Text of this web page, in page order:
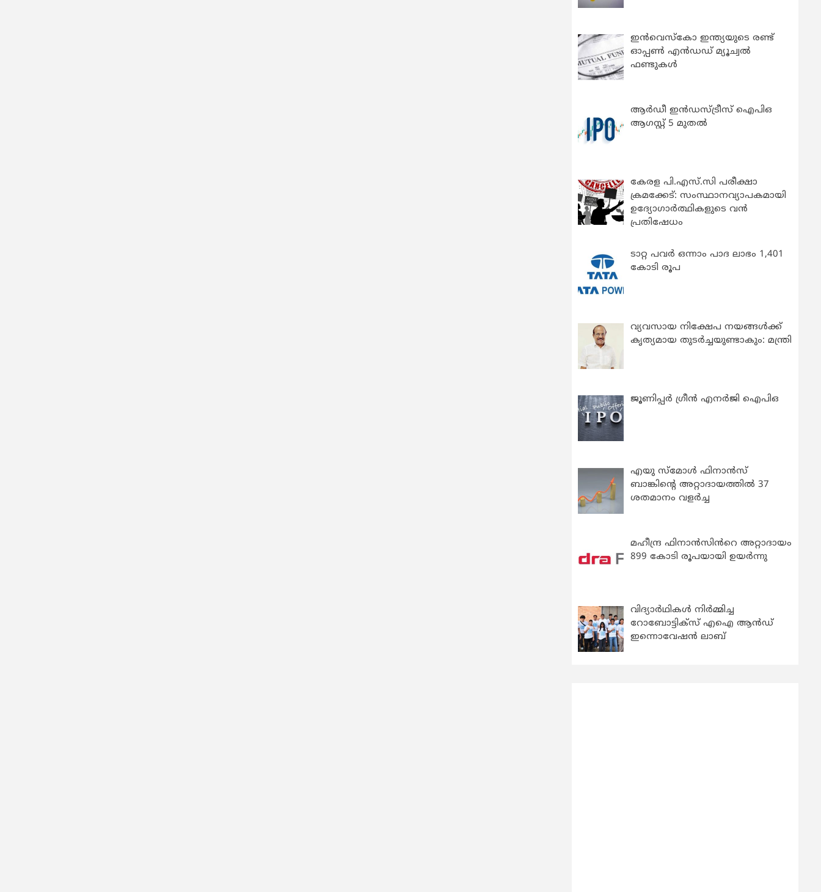
ഇന്‍വെസ്കോ ഇന്ത്യയുടെ രണ്ട്
ഓപ്പണ്‍ എന്‍ഡഡ് മ്യൂച്വല്‍
ഫണ്ടുകള്‍
ആർഡീ ഇൻഡസ്ട്രീസ് ഐപിഒ
ആഗസ്റ്റ് 5 മുതൽ
കേരള പി.എസ്.സി പരീക്ഷാ
ക്രമക്കേട്: സംസ്ഥാനവ്യാപകമായി
ഉദ്യോഗാര്‍ത്ഥികളുടെ വന്‍
പ്രതിഷേധം
ടാറ്റ പവർ ഒന്നാം പാദ ലാഭം 1,401
കോടി രൂപ
വ്യവസായ നിക്ഷേപ നയങ്ങള്‍ക്ക്
കൃത്യമായ തുടര്‍ച്ചയുണ്ടാകും: മന്ത്രി
ജൂണിപ്പർ ഗ്രീൻ എനർജി ഐപിഒ
എയു സ്‌മോൾ ഫിനാൻസ്
ബാങ്കിന്റെ അറ്റാദായത്തിൽ 37
ശതമാനം വളർച്ച
മഹീന്ദ്ര ഫിനാൻസിൻറെ അറ്റാദായം
899 കോടി രൂപയായി ഉയർന്നു
വിദ്യാര്‍ഥികള്‍ നിര്‍മ്മിച്ച
റോബോട്ടിക്സ് എഐ ആന്‍ഡ്
ഇന്നൊവേഷന്‍ ലാബ്